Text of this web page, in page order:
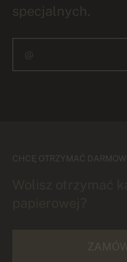
specjalnych.
CHCĘ OTRZYMAĆ